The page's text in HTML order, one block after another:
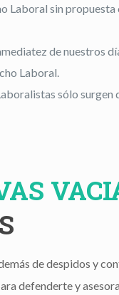
Laboral sin
de nuestros
Laboral.
sólo
de despidos y
defenderte y